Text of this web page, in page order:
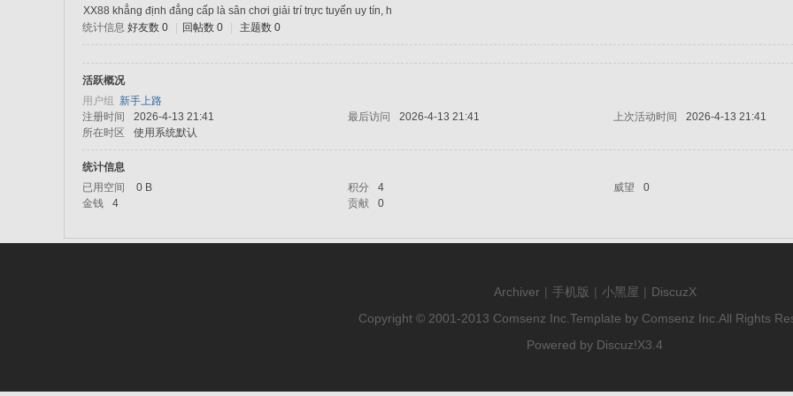
XX88 khẳng định đẳng cấp là sân chơi giải trí trực tuyến uy tín, h
统计信息 好友数 0 回帖数 0 主题数 0
活跃概况
用户组 新手上路
注册时间
2026-4-13 21:41 最后访问 2026-4-13 21:41 上次活动时间
2026-4-13 21:41
所在时区
使用系统默认
统计信息
已用空间
0 B 积分 4 威望
0
金钱
4 贡献 0
Archiver | 手机版 | 小黑屋 | DiscuzX
Copyright © 2001-2013 Comsenz Inc. Template by Comsenz Inc. All Rights
Powered by Discuz!X3.4